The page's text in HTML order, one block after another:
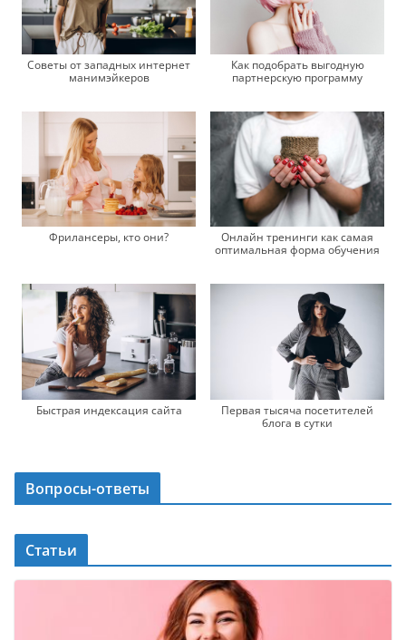
Советы от западных интернет
манимэйкеров
Как подобрать выгодную
партнерскую программу
Фрилансеры, кто они?
Онлайн тренинги как самая
оптимальная форма обучения
Быстрая индексация сайта
Первая тысяча посетителей
блога в сутки
Вопросы-ответы
Статьи